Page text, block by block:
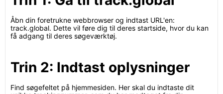
Åbn din foretrukne webbrowser og indtast URL'en:
track.global. Dette vil føre dig til deres startside, hvor du kan
få adgang til deres søgeværktøj.
Trin 2: Indtast oplysninger
Find søgefeltet på hjemmesiden. Her skal du indtaste dit